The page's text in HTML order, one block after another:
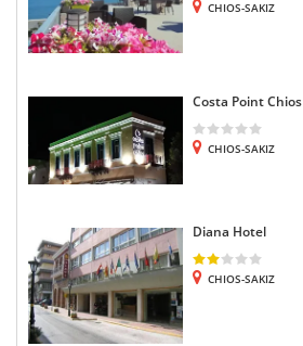
CHIOS-SAKIZ
Costa Point Chios
CHIOS-SAKIZ
Diana Hotel
CHIOS-SAKIZ